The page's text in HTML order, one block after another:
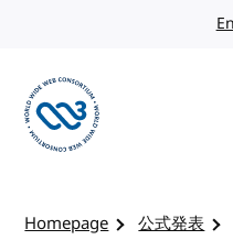
Homepage 公式発表